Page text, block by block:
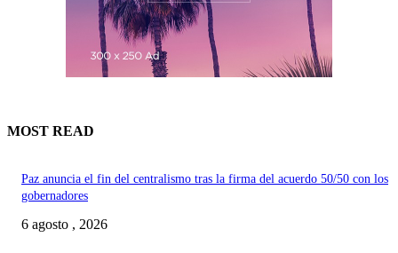
MOST READ
Paz anuncia el fin del centralismo tras la firma del acuerdo 50/50 con los
gobernadores
6 agosto , 2026